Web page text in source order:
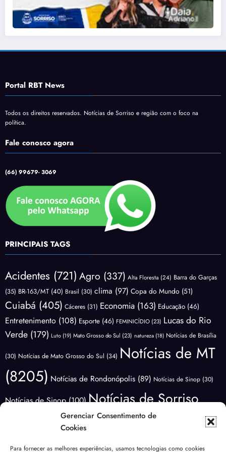
Gerenciar Consentimento de
Cookies
Para fornecer as melhores experiências, usamos tecnologias como cookies
Portal RBT News
Todos os direitos reservados. Notícias de Sorriso e região com o foco na
política.
Fale conosco agora
(66) 99679- 3069
PRINCIPAIS TAGS
Acidentes (721) Agro (337) Alta Floresta (24) Barra do Garças
(35) BR-163/MT (40) Brasil (30) clima (97) Copa do Mundo (51)
Cuiabá (405) Cáceres (31) Economia (163) Educação (46)
Entretenimento (108) Esporte (46) FEMINICÍDIO (23) Lucas do Rio
Verde (179) Luto (19) Mato Grosso do Sul (23) natureza (18) Notícias de Brasília
(30) Notícias de Mato Grosso do Sul (34) Notícias de MT
(8205) Notícias de Rondonópolis (89) Notícias de Sinop (30)
Notícias de Sinop(100)Notícias de Sorriso
Notícias de Várzea Grande(66) Notícias do